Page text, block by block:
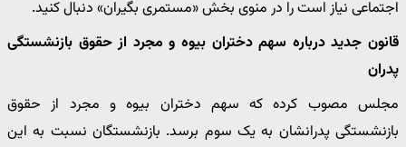
اجتماعی نیاز است را در منوی بخش «مستمری بگیران» دنبال کنید.
قانون جدید درباره سهم دختران بیوه و مجرد از حقوق بازنشستگی
پدران
مجلس مصوب کرده که سهم دختران بیوه و مجرد از حقوق
بازنشستگی پدرانشان به یک سوم برسد. بازنشستگان نسبت به این